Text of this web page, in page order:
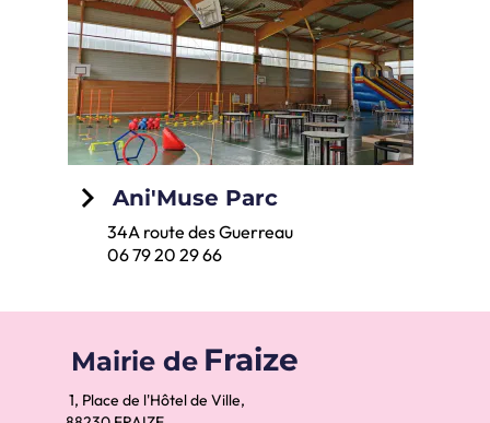
Mairie de Fraize
1, Place de l'Hôtel de Ville,
Ani'Muse Parc
34A route des Guerreau
06 79 20 29 66
keyboard_arrow_right